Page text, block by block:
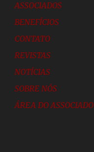
ASSOCIADOS
BENEFÍCIOS
CONTATO
REVISTAS
NOTÍCIAS
SOBRE NÓS
ÁREA DO ASSOCIADO